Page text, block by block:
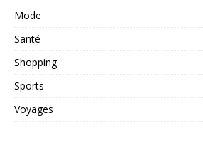
Mode
Santé
Shopping
Sports
Voyages